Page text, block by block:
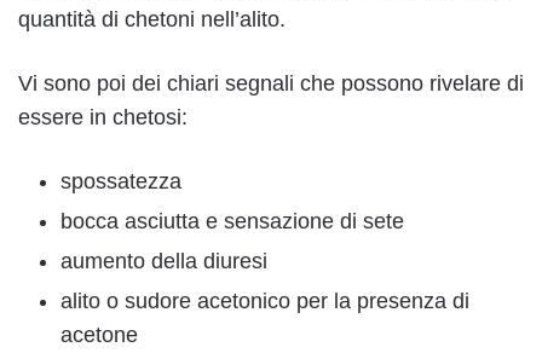
quantità di chetoni nell’alito.
Vi sono poi dei chiari segnali che possono rivelare di
essere in chetosi:
spossatezza
bocca asciutta e sensazione di sete
aumento della diuresi
alito o sudore acetonico per la presenza di
acetone